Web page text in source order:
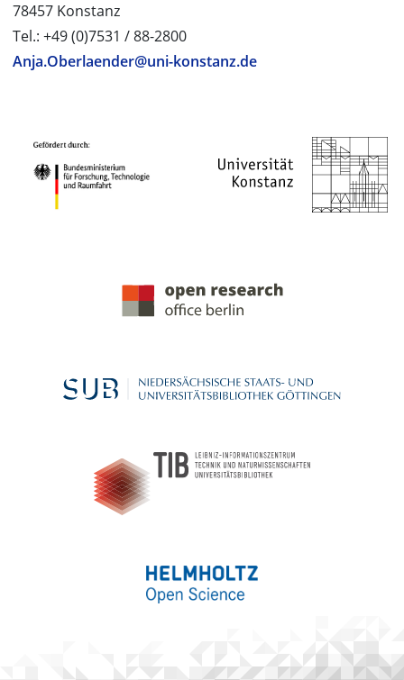
78457 Konstanz
Tel.: +49 (0)7531 / 88-2800
Anja.Oberlaender@uni-konstanz.de